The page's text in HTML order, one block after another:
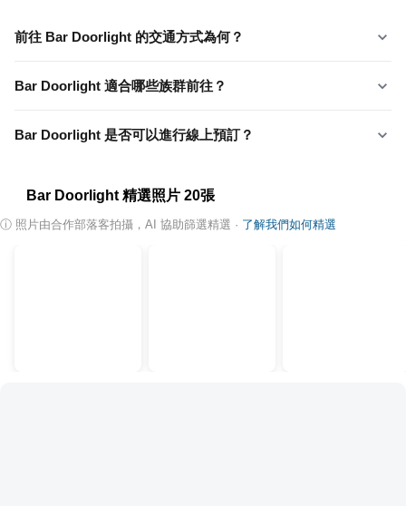
前往 Bar Doorlight 的交通方式為何？
Bar Doorlight 適合哪些族群前往？
Bar Doorlight 是否可以進行線上預訂？
Bar Doorlight 精選照片 20張
ⓘ 照片由合作部落客拍攝，AI 協助篩選精選 · 了解我們如何精選